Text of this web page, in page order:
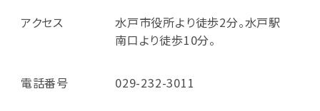
アクセス
水戸市役所より徒歩2分。水戸駅
南口より徒歩10分。
電話番号 029-232-3011